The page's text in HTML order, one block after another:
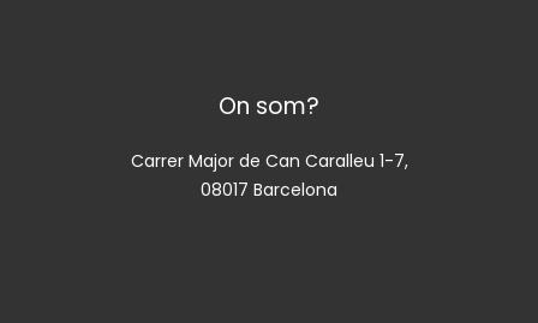
On som?
Carrer Major de Can Caralleu 1-7,
08017 Barcelona